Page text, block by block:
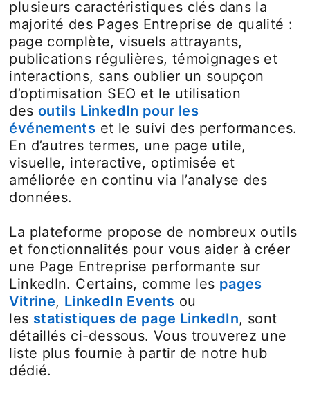
plusieurs caractéristiques clés dans la
majorité des Pages Entreprise de qualité :
page complète, visuels attrayants,
publications régulières, témoignages et
interactions, sans oublier un soupçon
d’optimisation SEO et le utilisation
des outils LinkedIn pour les
événements et le suivi des performances.
En d’autres termes, une page utile,
visuelle, interactive, optimisée et
améliorée en continu via l’analyse des
données.
La plateforme propose de nombreux outils
et fonctionnalités pour vous aider à créer
une Page Entreprise performante sur
LinkedIn. Certains, comme les pages
Vitrine, LinkedIn Events ou
les statistiques de page LinkedInopens in
, sont
détaillés ci-dessous. Vous trouverez une
liste plus fournie à partir de notre hub
dédié.